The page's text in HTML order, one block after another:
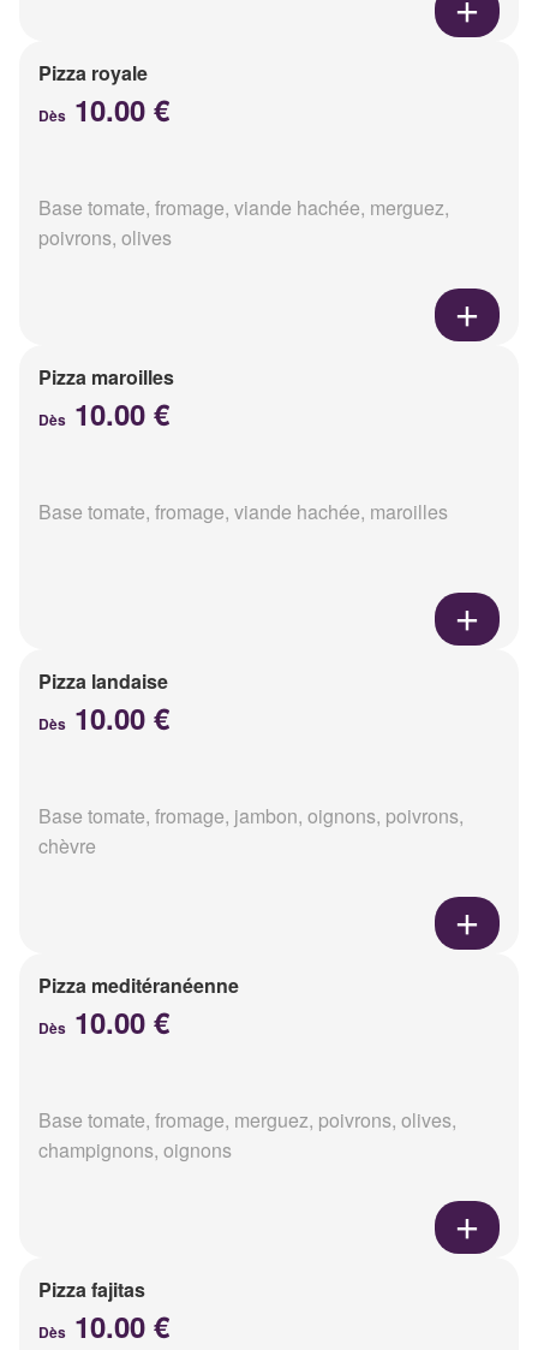
Pizza royale
Dès 10.00 €
Base tomate, fromage, viande hachée, merguez,
poivrons, olives
Pizza maroilles
Dès 10.00 €
Base tomate, fromage, viande hachée, maroilles
Pizza landaise
Dès 10.00 €
Base tomate, fromage, jambon, oignons, poivrons,
chèvre
Pizza meditéranéenne
Dès 10.00 €
Base tomate, fromage, merguez, poivrons, olives,
champignons, oignons
Pizza fajitas
Dès 10.00 €